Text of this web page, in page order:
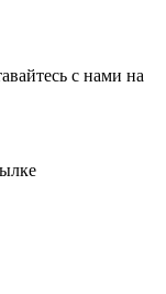
с нами на